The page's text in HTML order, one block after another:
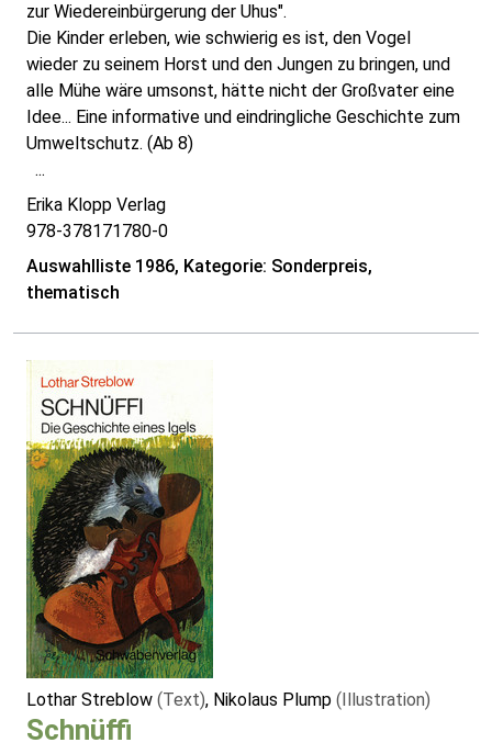
zur Wiedereinbürgerung der Uhus".
Die Kinder erleben, wie schwierig es ist, den Vogel
wieder zu seinem Horst und den Jungen zu bringen, und
alle Mühe wäre umsonst, hätte nicht der Großvater eine
Idee... Eine informative und eindringliche Geschichte zum
Umweltschutz. (Ab 8)
...
Erika Klopp Verlag
978-378171780-0
Auswahlliste 1986, Kategorie: Sonderpreis,
thematisch
Lothar Streblow (Text), Nikolaus Plump (Illustration)
Schnüffi